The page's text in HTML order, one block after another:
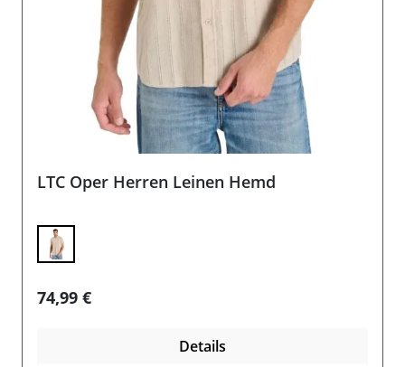
LTC Oper Herren Leinen Hemd
Regulärer Preis:
74,99 €
Details